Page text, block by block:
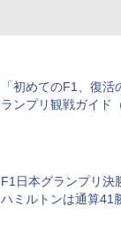
「初めてのF1、復
ランプリ観戦ガイド
F1日本グランプリ決
ハミルトンは通算41